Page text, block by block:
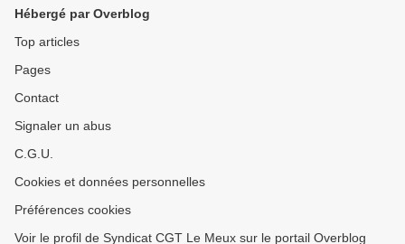
Hébergé par Overblog
Top articles
Pages
Contact
Signaler un abus
C.G.U.
Cookies et données personnelles
Préférences cookies
Voir le profil de Syndicat CGT Le Meux sur le portail Overblog